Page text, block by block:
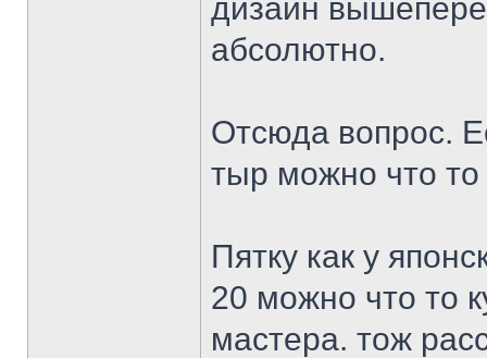
дизайн
абсолютно.
Отсюда вопрос.
тыр можно что
Пятку как у
20 можно что то
мастера. тож